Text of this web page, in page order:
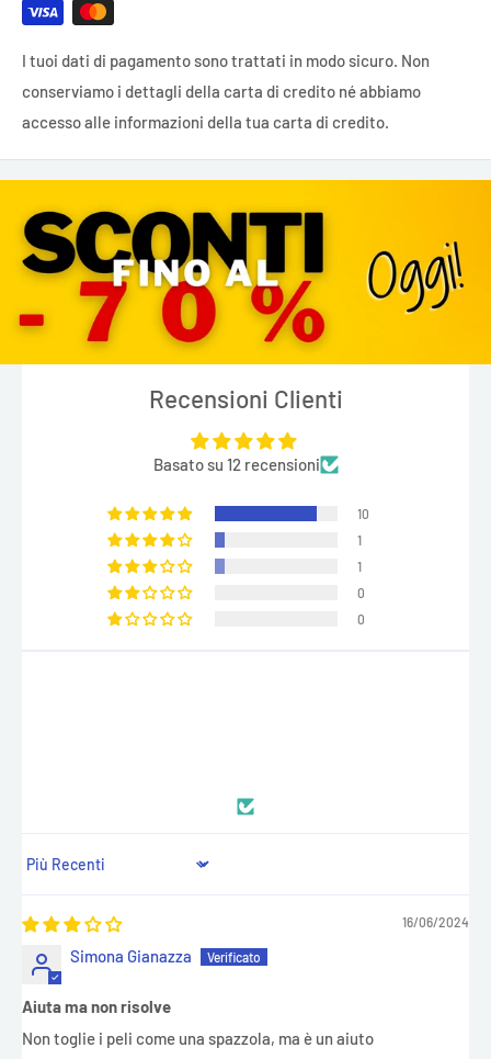
I tuoi dati di pagamento sono trattati in modo sicuro. Non
conserviamo i dettagli della carta di credito né abbiamo
accesso alle informazioni della tua carta di credito.
Recensioni Clienti
Basato su 12 recensioni
10
1
1
0
0
Sort by
16/06/2024
Simona Gianazza
Aiuta ma non risolve
Non toglie i peli come una spazzola, ma è un aiuto